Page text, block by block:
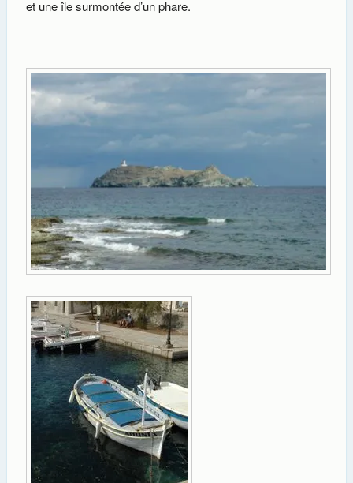
et une île surmontée d’un phare.